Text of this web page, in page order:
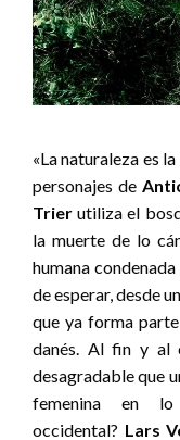
«La naturaleza es
personajes de
Trierutiliza el
la muerte de lo
humana
de esperar, desde
que ya forma
danés. Al fin y al
desagradable que
femenina en
occidental? Lars